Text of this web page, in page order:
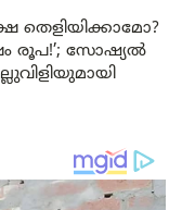
തെളിയിക്കാമോ?
രൂപ!’; സോഷ്യൽ